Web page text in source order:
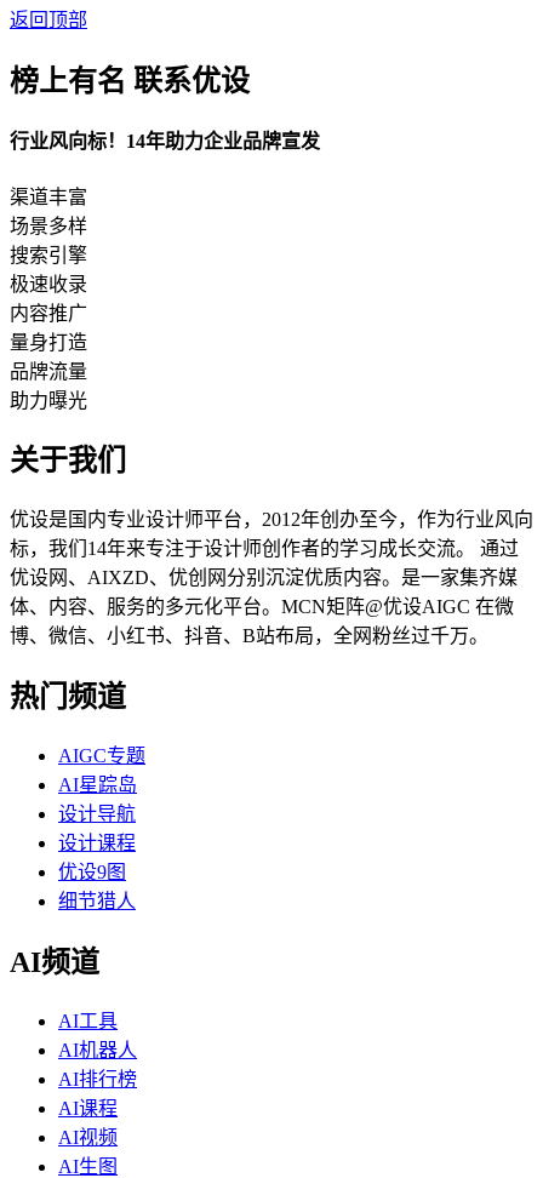
返回顶部
榜上有名 联系优设
行业风向标！14年助力企业品牌宣发
渠道丰富
场景多样
搜索引擎
极速收录
内容推广
量身打造
品牌流量
助力曝光
关于我们
优设是国内专业设计师平台，2012年创办至今，作为行业风向
标，我们14年来专注于设计师创作者的学习成长交流。 通过
优设网、AIXZD、优创网分别沉淀优质内容。是一家集齐媒
体、内容、服务的多元化平台。MCN矩阵@优设AIGC 在微
博、微信、小红书、抖音、B站布局，全网粉丝过千万。
热门频道
AIGC专题
AI星踪岛
设计导航
设计课程
优设9图
细节猎人
AI频道
AI工具
AI机器人
AI排行榜
AI课程
AI视频
AI生图